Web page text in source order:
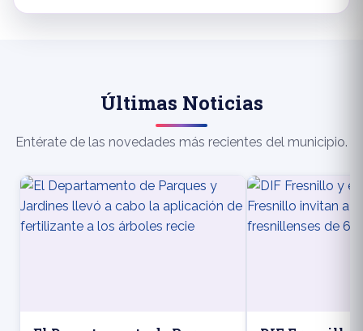
Últimas Noticias
Entérate de las novedades más recientes del municipio.